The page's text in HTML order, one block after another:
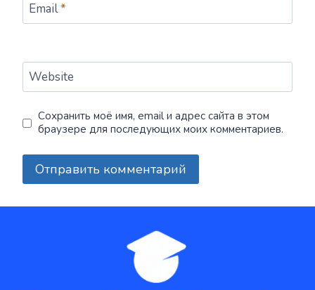
Email*
Website
Сохранить моё имя, email и адрес сайта в этом
браузере для последующих моих комментариев.